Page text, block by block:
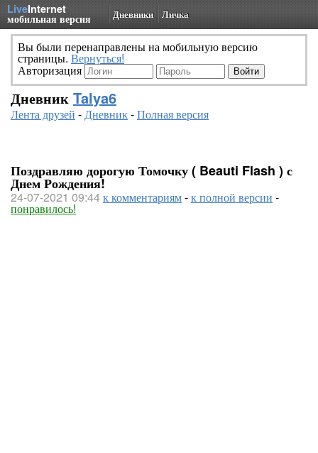
LiveInternet
мобильная версия Дневники Личка
Вы были перенаправлены на мобильную версию
страницы. Вернуться!
Авторизация
Дневник Talya6
Лента друзей -Дневник-Полная версия
Поздравляю дорогую Томочку ( Beauti Flash ) с
Днем Рождения!
24-07-2021 09:44к комментариям-к полной версии -
понравилось!